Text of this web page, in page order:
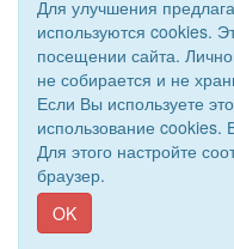
© 2011 - 2026
права защищены.
Сайт создан при
Для улучшения
используются cookies.
посещении сайта.
не собирается и не
Если Вы используете
использование cookies.
Для этого настройте
браузер.
OK